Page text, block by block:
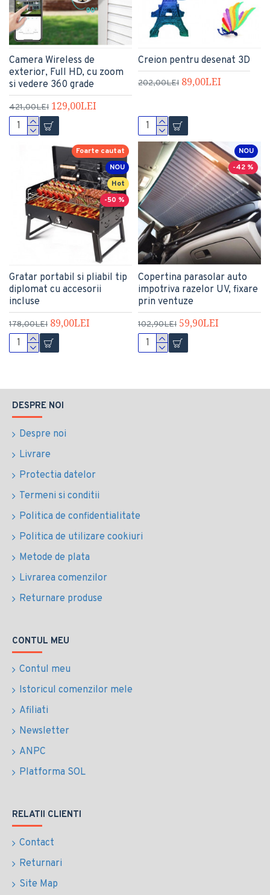
Camera Wireless de
exterior, Full HD, cu zoom
si vedere 360 grade
421,00LEI 129,00LEI
Creion pentru desenat 3D
202,00LEI 89,00LEI
NOU
Hot
Foarte cautat
-50 %
Gratar portabil si pliabil tip
diplomat cu accesorii
incluse
178,00LEI 89,00LEI
NOU
-42 %
Copertina parasolar auto
impotriva razelor UV, fixare
prin ventuze
102,90LEI 59,90LEI
DESPRE NOI
Despre noi
Livrare
Protectia datelor
Termeni si conditii
Politica de confidentialitate
Politica de utilizare cookiuri
Metode de plata
Livrarea comenzilor
Returnare produse
CONTUL MEU
Contul meu
Istoricul comenzilor mele
Afiliati
Newsletter
ANPC
Platforma SOL
RELATII CLIENTI
Contact
Returnari
Site Map